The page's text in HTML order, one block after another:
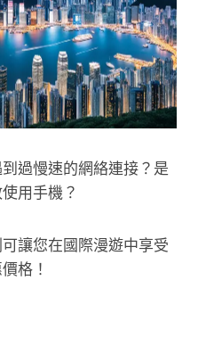
過慢速的網絡連接？是
用手機？
讓您在國際漫遊中享受
格！